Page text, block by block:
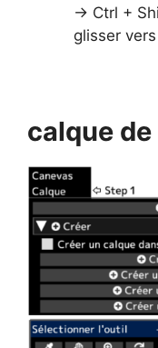
→ Ctrl +
glisser
calque